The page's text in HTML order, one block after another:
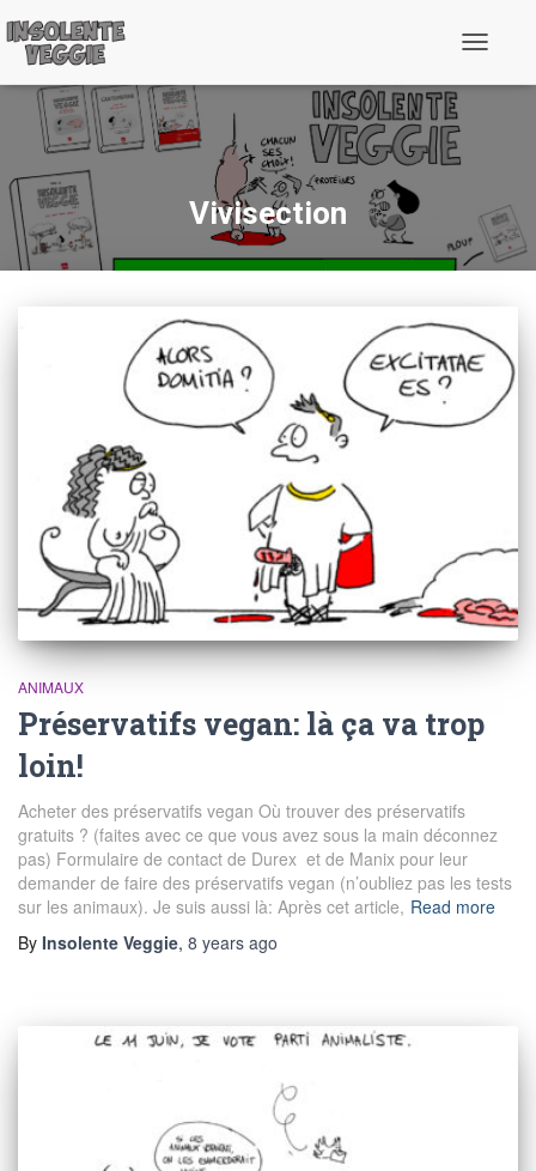
Vivisection
ANIMAUX
Préservatifs vegan: là ça va trop
loin!
Acheter des préservatifs vegan Où trouver des préservatifs
gratuits ? (faites avec ce que vous avez sous la main déconnez
pas) Formulaire de contact de Durex et de Manix pour leur
demander de faire des préservatifs vegan (n’oubliez pas les tests
sur les animaux). Je suis aussi là: Après cet article, Read more
By Insolente Veggie, 8 years ago